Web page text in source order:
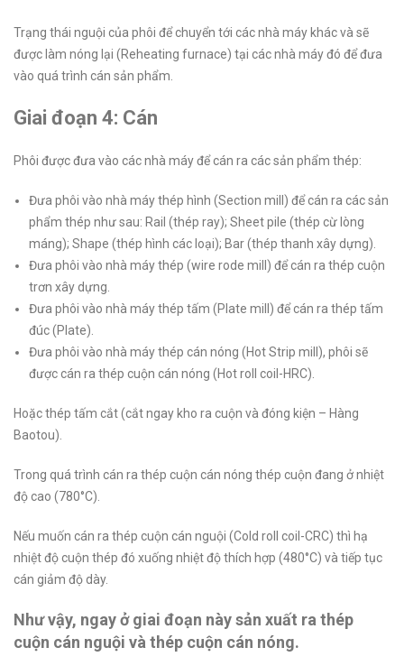
Trạng thái nguội của phôi để chuyển tới các nhà máy khác và sẽ
được làm nóng lại (Reheating furnace) tại các nhà máy đó để đưa
vào quá trình cán sản phẩm.
Giai đoạn 4: Cán
Phôi được đưa vào các nhà máy để cán ra các sản phẩm thép:
Đưa phôi vào nhà máy thép hình (Section mill) để cán ra các sản
phẩm thép như sau: Rail (thép ray); Sheet pile (thép cừ lòng
máng); Shape (thép hình các loại); Bar (thép thanh xây dựng).
Đưa phôi vào nhà máy thép (wire rode mill) để cán ra thép cuộn
trơn xây dựng.
Đưa phôi vào nhà máy thép tấm (Plate mill) để cán ra thép tấm
đúc (Plate).
Đưa phôi vào nhà máy thép cán nóng (Hot Strip mill), phôi sẽ
được cán ra thép cuộn cán nóng (Hot roll coil-HRC).
Hoặc thép tấm cắt (cắt ngay kho ra cuộn và đóng kiện – Hàng
Baotou).
Trong quá trình cán ra thép cuộn cán nóng thép cuộn đang ở nhiệt
độ cao (780°C).
Nếu muốn cán ra thép cuộn cán nguội (Cold roll coil-CRC) thì hạ
nhiệt độ cuộn thép đó xuống nhiệt độ thích hợp (480°C) và tiếp tục
cán giảm độ dày.
Như vậy, ngay ở giai đoạn này sản xuất ra thép
cuộn cán nguội và thép cuộn cán nóng.